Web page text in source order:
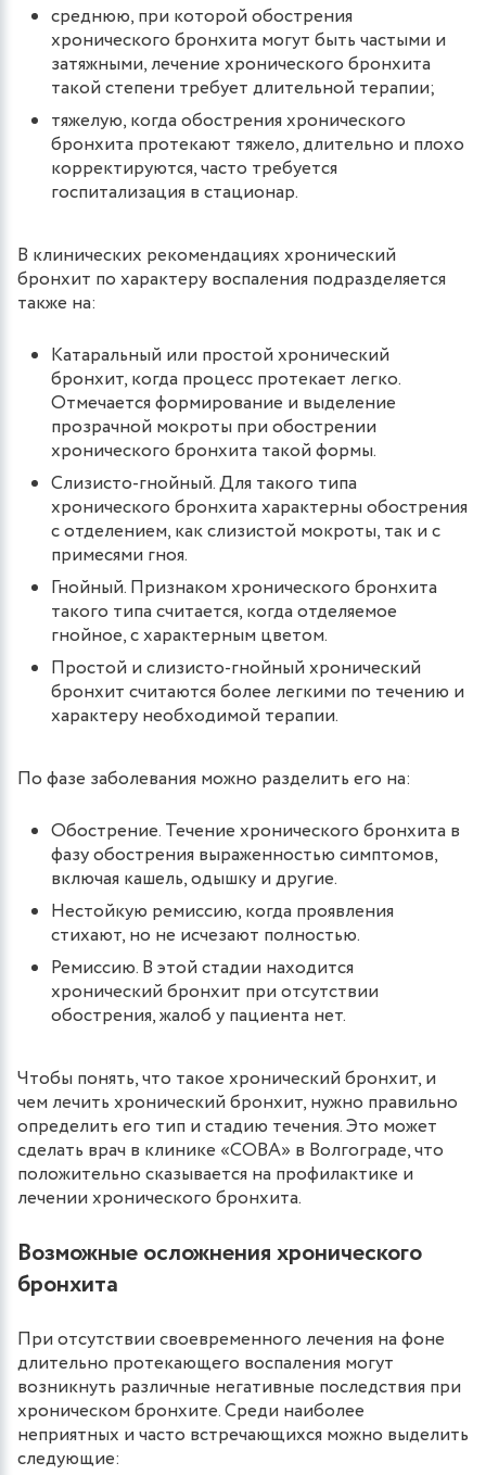
среднюю, при которой обострения
хронического бронхита могут быть частыми и
затяжными, лечение хронического бронхита
такой степени требует длительной терапии;
тяжелую, когда обострения хронического
бронхита протекают тяжело, длительно и плохо
корректируются, часто требуется
госпитализация в стационар.
В клинических рекомендациях хронический
бронхит по характеру воспаления подразделяется
также на:
Катаральный или простой хронический
бронхит, когда процесс протекает легко.
Отмечается формирование и выделение
прозрачной мокроты при обострении
хронического бронхита такой формы.
Слизисто-гнойный. Для такого типа
хронического бронхита характерны обострения
с отделением, как слизистой мокроты, так и с
примесями гноя.
Гнойный. Признаком хронического бронхита
такого типа считается, когда отделяемое
гнойное, с характерным цветом.
Простой и слизисто-гнойный хронический
бронхит считаются более легкими по течению и
характеру необходимой терапии.
По фазе заболевания можно разделить его на:
Обострение. Течение хронического бронхита в
фазу обострения выраженностью симптомов,
включая кашель, одышку и другие.
Нестойкую ремиссию, когда проявления
стихают, но не исчезают полностью.
Ремиссию. В этой стадии находится
хронический бронхит при отсутствии
обострения, жалоб у пациента нет.
Чтобы понять, что такое хронический бронхит, и
чем лечить хронический бронхит, нужно правильно
определить его тип и стадию течения. Это может
сделать врач в клинике «СОВА» в Волгограде, что
положительно сказывается на профилактике и
лечении хронического бронхита.
Возможные осложнения хронического
бронхита
При отсутствии своевременного лечения на фоне
длительно протекающего воспаления могут
возникнуть различные негативные последствия при
хроническом бронхите. Среди наиболее
неприятных и часто встречающихся можно выделить
следующие: